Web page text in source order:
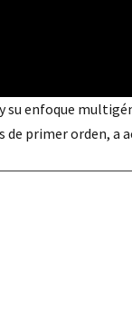
su enfoque
primer orden, a